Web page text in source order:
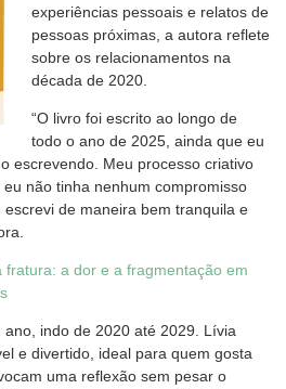
experiências pessoais e relatos de
pessoas próximas, a autora reflete
sobre os relacionamentos na
década de 2020.
“O livro foi escrito ao longo de
todo o ano de 2025, ainda que eu
escrevendo. Meu processo criativo
não tinha nenhum compromisso
de maneira bem tranquila e
fratura: a dor e a fragmentação em
indo de 2020 até 2029. Lívia
e divertido, ideal para quem gosta
uma reflexão sem pesar o